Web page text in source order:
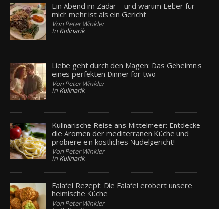
Ein Abend im Zadar – und warum Leber für
mich mehr ist als ein Gericht
Von Peter Winkler
In Kulinarik
Liebe geht durch den Magen: Das Geheimnis
eines perfekten Dinner for two
Von Peter Winkler
In Kulinarik
Kulinarische Reise ans Mittelmeer: Entdecke
die Aromen der mediterranen Küche und
probiere ein köstliches Nudelgericht!
Von Peter Winkler
In Kulinarik
Falafel Rezept: Die Falafel erobert unsere
heimische Küche
Von Peter Winkler